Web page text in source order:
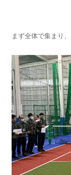
まず全体で集まり